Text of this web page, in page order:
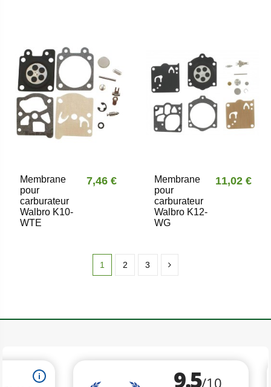
Membrane
pour
carburateur
Walbro K10-
WTE
7,46 €
Membrane
pour
carburateur
Walbro K12-
WG
11,02 €
1 2 3